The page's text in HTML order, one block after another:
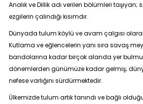
Analık ve Dillik adı verilen bölümleri taşıyan;
ezgilerin çalındığı kısımdır.
Dünyada tulum köylü ve avam çalgısı
Kutlama ve eğlencelerin yanı sıra savaş
bandolarına kadar birçok alanda yer
dönemlerden günümüze kadar gelmiş;
nefese varlığını sürdürmektedir.
Ülkemizde tulum artık tanındı ve bağlı